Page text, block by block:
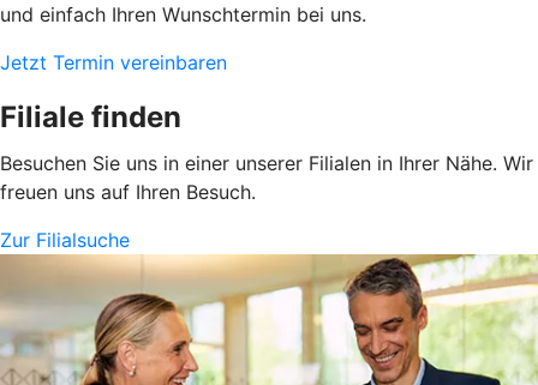
und einfach Ihren Wunschtermin bei uns.
Jetzt Termin vereinbaren
Filiale finden
Besuchen Sie uns in einer unserer Filialen in Ihrer Nähe. Wir
freuen uns auf Ihren Besuch.
Zur Filialsuche